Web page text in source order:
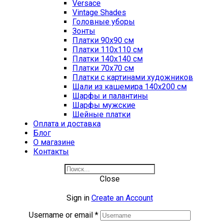
Versace
Vintage Shades
Головные уборы
Зонты
Платки 90х90 см
Платки 110х110 см
Платки 140х140 см
Платки 70х70 см
Платки с картинами художников
Шали из кашемира 140х200 см
Шарфы и палантины
Шарфы мужские
Шейные платки
Оплата и доставка
Блог
О магазине
Контакты
Close
Sign in Create an Account
Username or email *